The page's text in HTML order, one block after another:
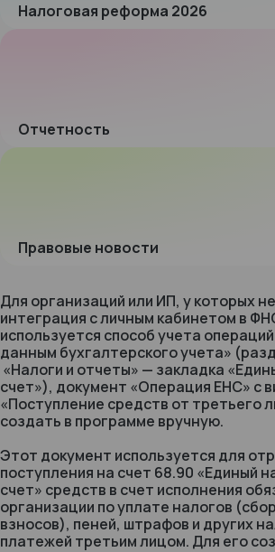
Для организаций или ИП, у которых
интеграция с личным кабинетом в
используется способ учета
данным бухгалтерского учета»
«Налоги и отчеты» — закладка
счет»), документ «Операция ЕНС» с
«Поступление средств от третьего
создать в программе вручную.
Этот документ используется для
поступления на счет 68.90 «Единый
счет» средств в счет исполнения
организации по уплате налогов
взносов), пеней, штрафов и других
платежей третьим лицом. Для его
Налоговая реформа 2026
Отчетность
Правовые новости